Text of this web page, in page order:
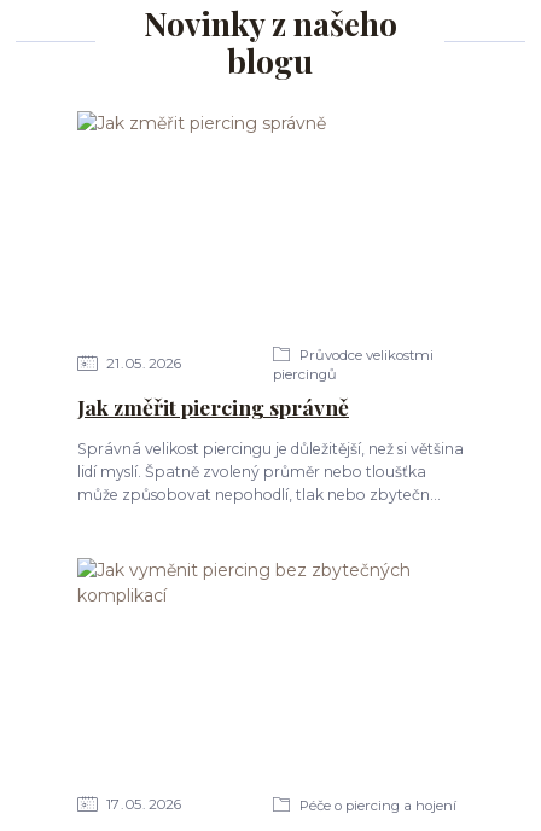
Novinky z našeho
blogu
21 05 2026
Průvodce velikostmi
piercingů
Jak změřit piercing správně
Správná velikost piercingu je důležitější, než si většina
lidí myslí. Špatně zvolený průměr nebo tloušťka
může způsobovat nepohodlí, tlak nebo zbytečn...
17 05 2026 Péče o piercing a hojení